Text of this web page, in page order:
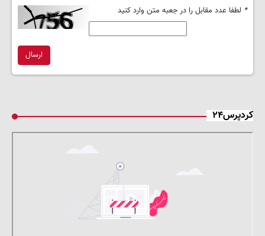
* لطفا عدد مقابل را در جعبه متن وارد کنید
ارسال
کردپرس۲۴